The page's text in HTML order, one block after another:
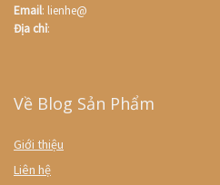
Email: lienhe@
Địa chỉ:
Về Blog Sản Phẩm
Giới thiệu
Liên hệ